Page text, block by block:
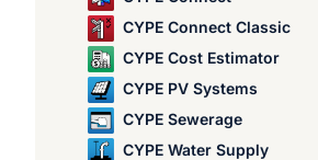
CYPE Connect Classic
CYPE Cost Estimator
CYPE PV Systems
CYPE Sewerage
CYPE Water Supply